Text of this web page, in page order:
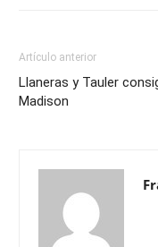
Artículo anterior
Llaneras y Tauler
Madison